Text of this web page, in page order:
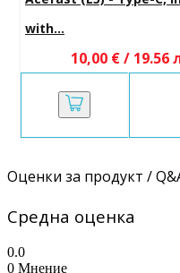
with...
10,00 € / 19.56
Оценки за продукт /
Средна оценка
0.0
0 Мнение